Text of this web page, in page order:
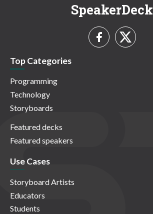
SpeakerDeck
Top Categories
Programming
Technology
Storyboards
Featured decks
Featured speakers
Use Cases
Storyboard Artists
Educators
Students